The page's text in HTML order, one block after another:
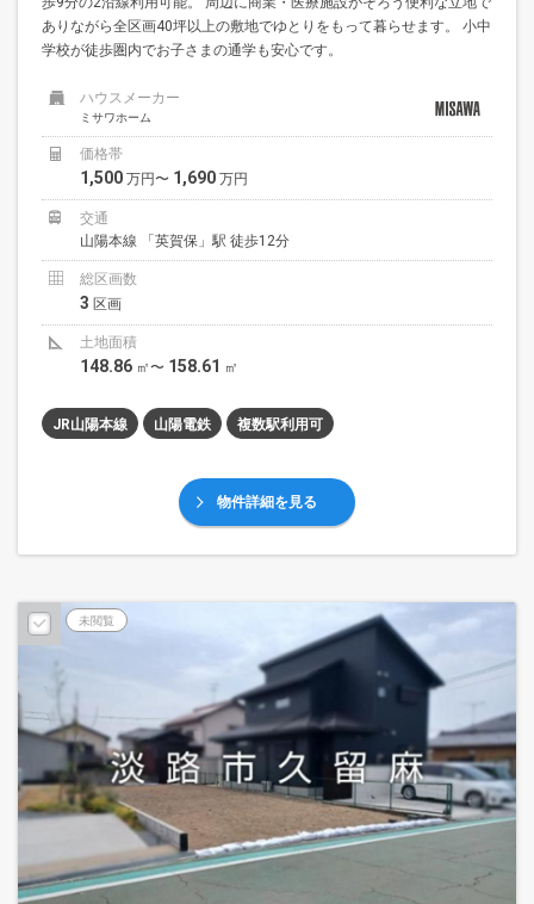
ありながら全区画40坪以上の敷地でゆとりをもって暮らせます。 小中
学校が徒歩圏内でお子さまの通学も安心です。
ハウスメーカー
ミサワホーム
価格帯
1,500 万円〜 1,690 万円
交通
山陽本線 「英賀保」駅 徒歩12分
総区画数
3 区画
土地面積
148.86 ㎡〜 158.61 ㎡
JR山陽本線 山陽電鉄 複数駅利用可
物件詳細を見る
未閲覧